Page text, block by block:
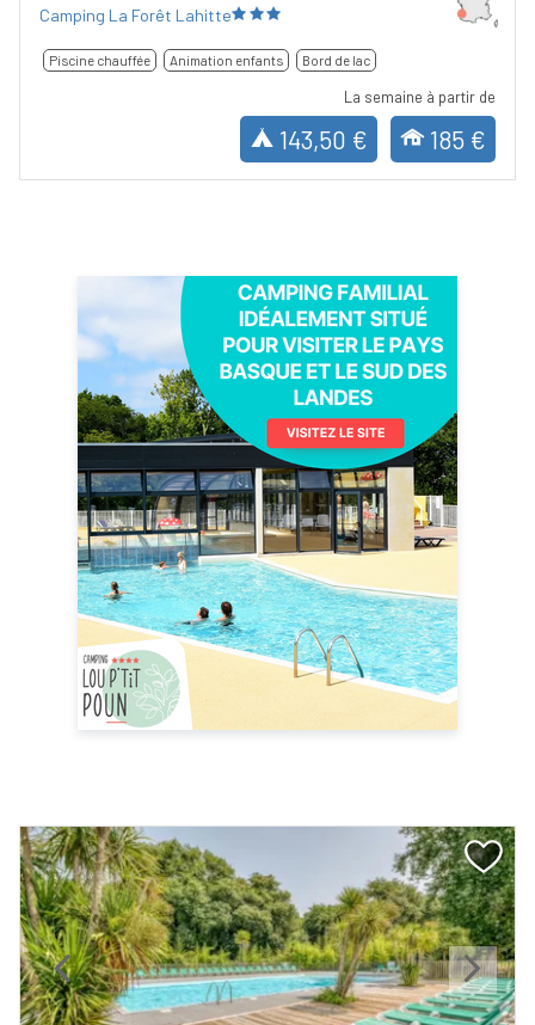
Camping La Forêt Lahitte
Piscine chauffée Animation enfants Bord de lac
La semaine à partir de
143,50 € 185 €
Previous Next